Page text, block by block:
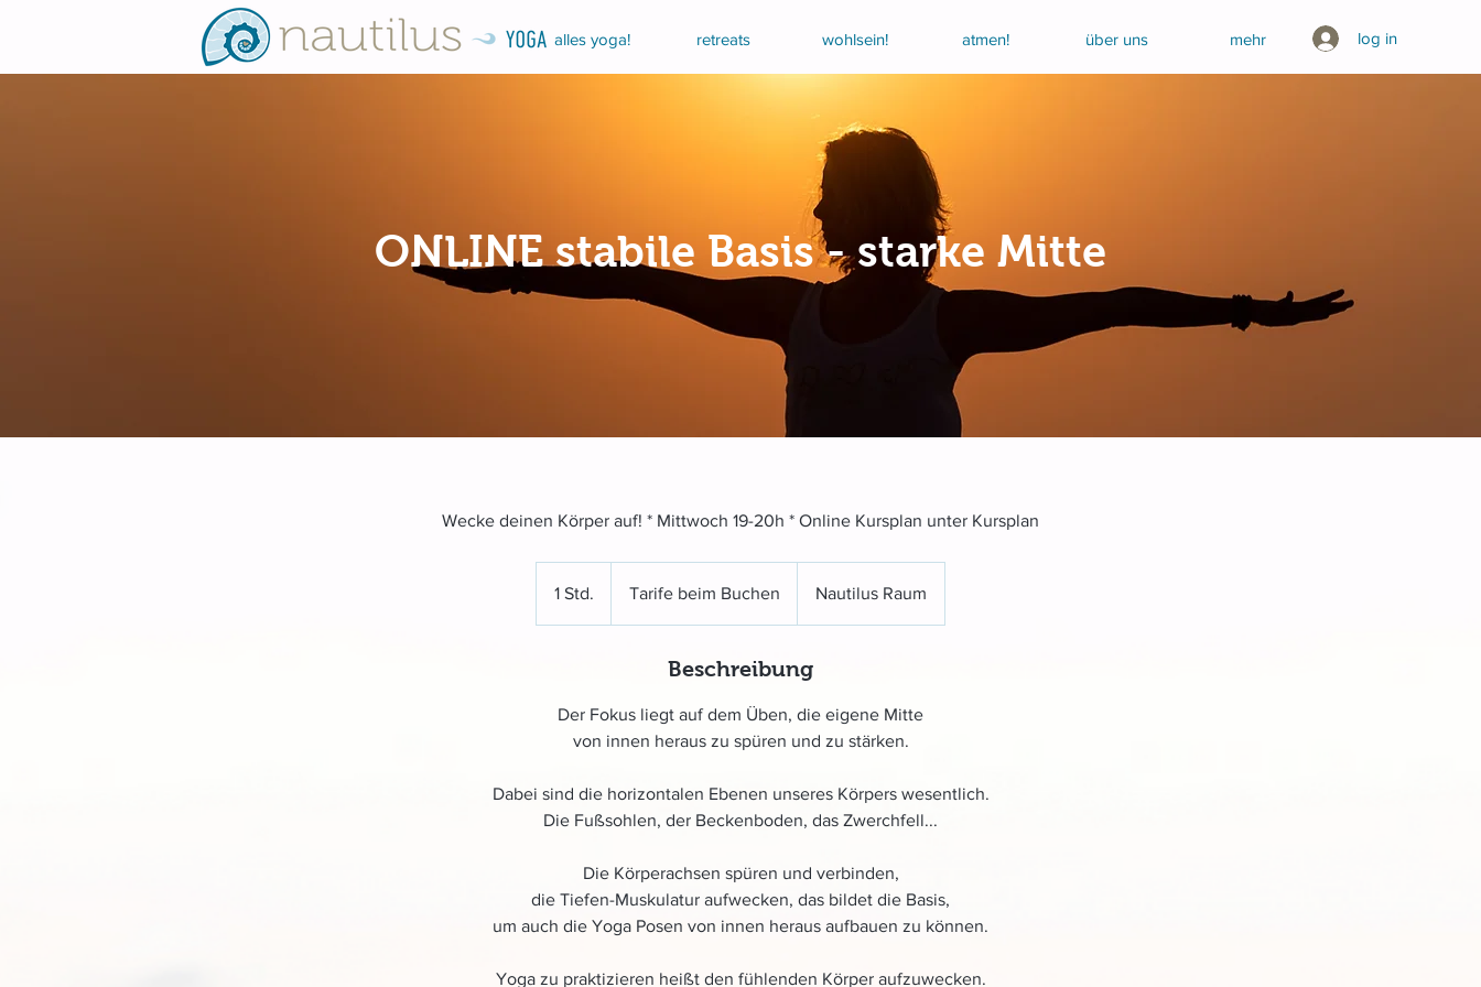
alles yoga! retreats wohlsein! atmen! über uns mehr log in
ONLINE stabile Basis - starke Mitte
Wecke deinen Körper auf! * Mittwoch 19-20h * Online Kursplan unter Kursplan
1 Std.
Buchen
Tarife beim Buchen Nautilus Raum
Beschreibung
Der Fokus liegt auf dem Üben, die eigene Mitte
von innen heraus zu spüren und zu stärken.
Dabei sind die horizontalen Ebenen unseres Körpers wesentlich.
Die Fußsohlen, der Beckenboden, das Zwerchfell...
Die Körperachsen spüren und verbinden,
die Tiefen-Muskulatur aufwecken, das bildet die Basis,
um auch die Yoga Posen von innen heraus aufbauen zu können.
Yoga zu praktizieren heißt den fühlenden Körper aufzuwecken.